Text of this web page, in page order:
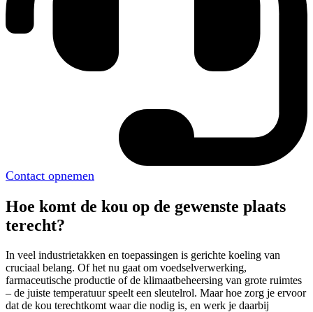
Contact opnemen
Hoe komt de kou op de gewenste plaats
terecht?
In veel industrietakken en toepassingen is gerichte koeling van
cruciaal belang. Of het nu gaat om voedselverwerking,
farmaceutische productie of de klimaatbeheersing van grote ruimtes
– de juiste temperatuur speelt een sleutelrol. Maar hoe zorg je ervoor
dat de kou terechtkomt waar die nodig is, en werk je daarbij